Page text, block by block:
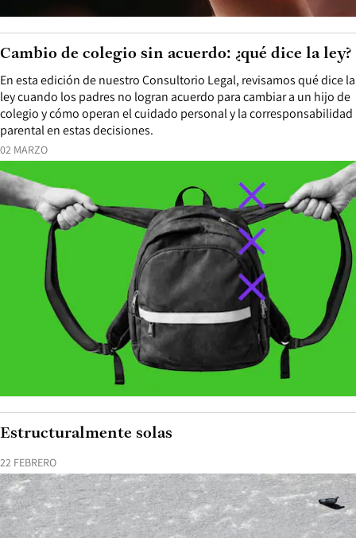
02 MARZO
En esta edición de nuestro Consultorio Legal, revisamos qué dice la
ley cuando los padres no logran acuerdo para cambiar a un hijo de
colegio y cómo operan el cuidado personal y la corresponsabilidad
parental en estas decisiones.
Cambio de colegio sin acuerdo: ¿qué dice la ley?
22 FEBRERO
Estructuralmente solas